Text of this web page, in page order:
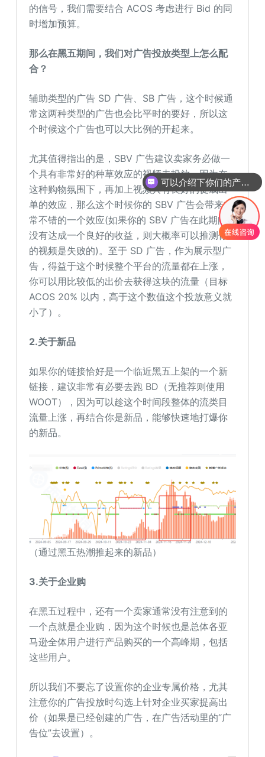
的信号，我们需要结合 ACOS 考虑进行 Bid 的同
时增加预算。
那么在黑五期间，我们对广告投放类型上怎么配
合？
辅助类型的广告 SD 广告、SB 广告，这个时候通
常这两种类型的广告也会比平时的要好，所以这
个时候这个广告也可以大比例的开起来。
尤其值得指出的是，SBV 广告建议卖家务必做一
个具有非常好的种草效应的视频去投放，因为在
这种购物氛围下，再加上视频具有良好的促成出
单的效应，那么这个时候你的 SBV 广告会带来非
常不错的一个效应(如果你的 SBV 广告在此期间
没有达成一个良好的收益，则大概率可以推测你
的视频是失败的)。至于 SD 广告，作为展示型广
告，得益于这个时候整个平台的流量都在上涨，
你可以用比较低的出价去获得这块的流量（目标
ACOS 20% 以内，高于这个数值这个投放意义就
小了）。
2.关于新品
如果你的链接恰好是一个临近黑五上架的一个新
链接，建议非常有必要去跑 BD（无推荐则使用
WOOT），因为可以趁这个时间段整体的流类目
流量上涨，再结合你是新品，能够快速地打爆你
的新品。
（通过黑五热潮推起来的新品）
3.关于企业购
在黑五过程中，还有一个卖家通常没有注意到的
一个点就是企业购，因为这个时候也是总体各亚
马逊全体用户进行产品购买的一个高峰期，包括
这些用户。
所以我们不要忘了设置你的企业专属价格，尤其
注意你的广告投放时勾选上针对企业买家提高出
价（如果是已经创建的广告，在广告活动里的“广
告位”去设置）。
你们是怎么收费的呢